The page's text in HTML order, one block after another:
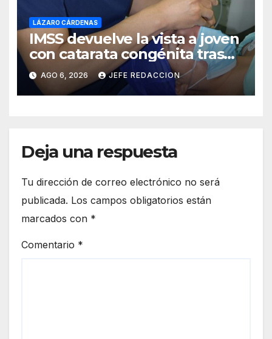
LÁZARO CÁRDENAS
IMSS devuelve la vista a joven
con catarata congénita tras
23 años de limitación visual
AGO 6, 2026 JEFE REDACCION
Deja una respuesta
Tu dirección de correo electrónico no será
publicada. Los campos obligatorios están
marcados con *
Comentario *